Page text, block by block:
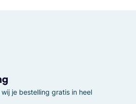
je bestelling gratis in heel